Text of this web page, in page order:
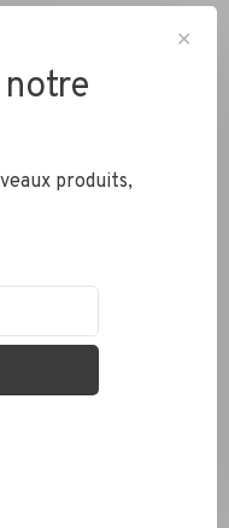
Canada
jours
✕
produits,